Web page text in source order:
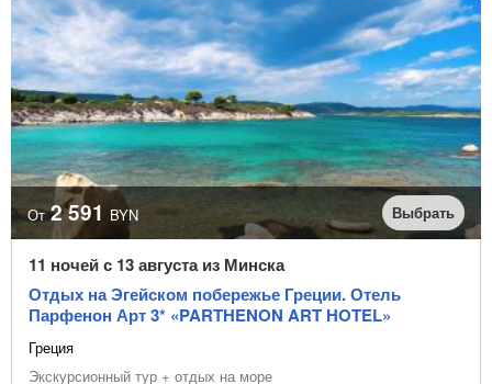
От 2 591 BYN Выбрать
11 ночей с 13 августа из Минска
Отдых на Эгейском побережье Греции. Отель
Парфенон Арт 3* «PARTHENON ART HOTEL»
Греция
Экскурсионный тур + отдых на море